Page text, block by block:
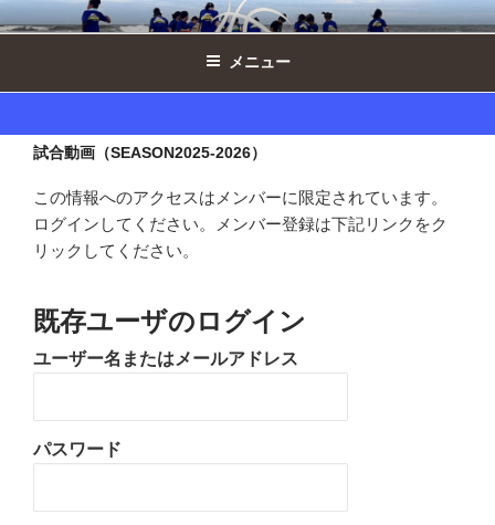
コ
ン
ン
西の原ドルフィンズ女子 ｜ 千葉県印
西市ミニバスケットボール
メニュー
試合動画（SEASON2025-2026）
この情報へのアクセスはメンバーに限定されています。
ログインしてください。メンバー登録は下記リンクをク
リックしてください。
既存ユーザのログイン
ユーザー名またはメールアドレス
パスワード